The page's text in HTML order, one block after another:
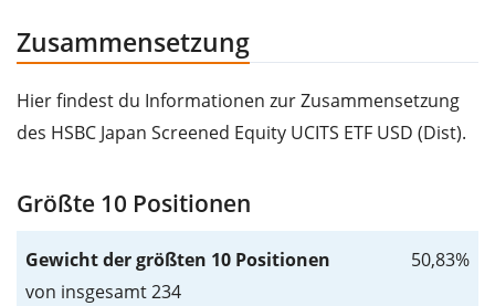
Zusammensetzung
Hier findest du Informationen zur Zusammensetzung
des HSBC Japan Screened Equity UCITS ETF USD (Dist).
Größte 10 Positionen
Gewicht der größten 10 Positionen
von insgesamt 234
50,83%